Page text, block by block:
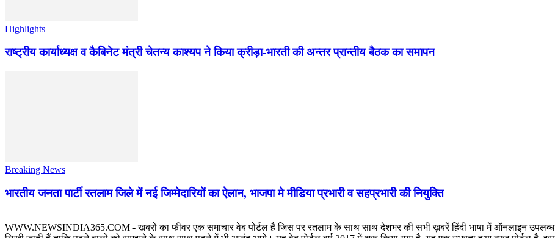
Highlights
राष्ट्रीय कार्याध्यक्ष व कैबिनेट मंत्री चेतन्य काश्यप ने किया क्रीड़ा-भारती की अन्तर प्रान्तीय बैठक का समापन
Breaking News
भारतीय जनता पार्टी रतलाम जिले में नई जिम्मेदारियों का ऐलान, भाजपा मे मीडिया प्रभारी व सहप्रभारी की नियुक्ति
WWW.NEWSINDIA365.COM - खबरों का फीवर एक समाचार वेब पोर्टल है जिस पर रतलाम के साथ साथ देशभर की सभी ख़बरें हिंदी भाषा में ऑनलाइन उपलब्ध